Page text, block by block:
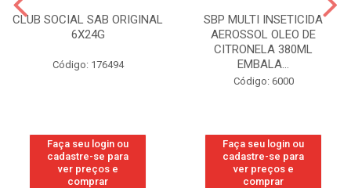
CLUB SOCIAL SAB ORIGINAL
6X24G
Código: 176494
Faça seu login ou
cadastre-se para
ver preços e
comprar
SBP MULTI INSETICIDA
AEROSSOL OLEO DE
CITRONELA 380ML
EMBALA...
Código: 6000
Faça seu login ou
cadastre-se para
ver preços e
comprar